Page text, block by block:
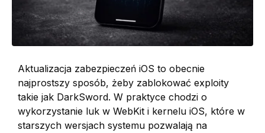
Aktualizacja zabezpieczeń iOS to obecnie
najprostszy sposób, żeby zablokować exploity
takie jak DarkSword. W praktyce chodzi o
wykorzystanie luk w WebKit i kernelu iOS, które w
starszych wersjach systemu pozwalają na